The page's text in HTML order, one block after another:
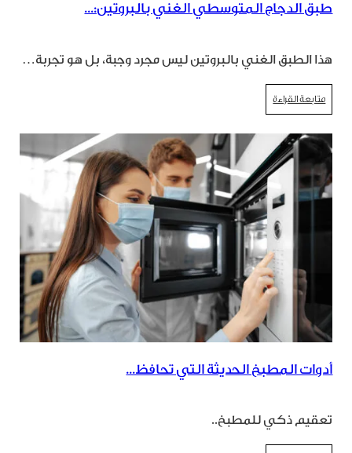
طبق الدجاج المتوسطي الغني بالبروتين:...
هذا الطبق الغني بالبروتين ليس مجرد وجبة، بل هو تجربة…
متابعة القراءة
أدوات المطبخ الحديثة التي تحافظ...
تعقيم ذكي للمطبخ..